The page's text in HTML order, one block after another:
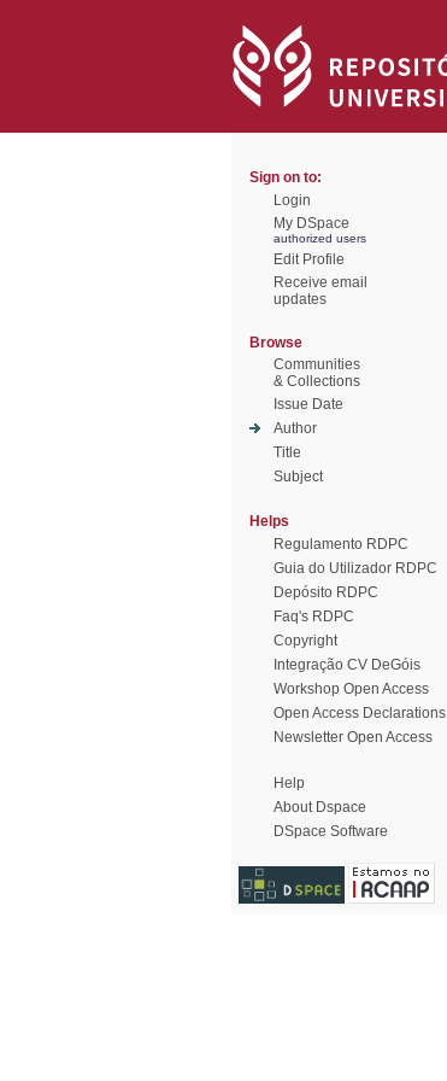
Sign on to:
Login
My DSpace
authorized users
Edit Profile
Receive email
updates
Browse
Communities
& Collections
Issue Date
Author
Title
Subject
Helps
Regulamento RDPC
Guia do Utilizador RDPC
Depósito RDPC
Faq's RDPC
Copyright
Integração CV DeGóis
Workshop Open Access
Open Access Declarations
Newsletter Open Access
Help
About Dspace
DSpace Software